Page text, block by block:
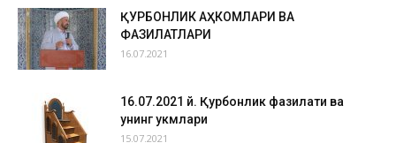
ҚУРБОНЛИК АҲКОМЛАРИ ВА
ФАЗИЛАТЛАРИ
16.07.2021
16.07.2021 й. Қурбонлик фазилати ва
унинг ҳукмлари
15.07.2021